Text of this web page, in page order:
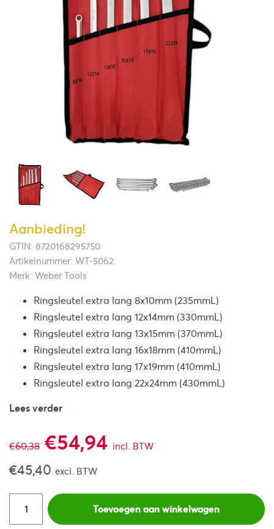
Aanbieding!
GTIN: 8720168295750
Artikelnummer: WT-5062
Merk: Weber Tools
Ringsleutel extra lang 8x10mm (235mmL)
Ringsleutel extra lang 12x14mm (330mmL)
Ringsleutel extra lang 13x15mm (370mmL)
Ringsleutel extra lang 16x18mm (410mmL)
Ringsleutel extra lang 17x19mm (410mmL)
Ringsleutel extra lang 22x24mm (430mmL)
Lees verder
€60,38 Oorspronkelijke
prijs
was:
€54,94 Huidige
is:
incl. BTW
€45,40 excl. BTW
Toevoegen aan winkelwagen